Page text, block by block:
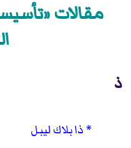
ذ
ذا بلاك ليبل